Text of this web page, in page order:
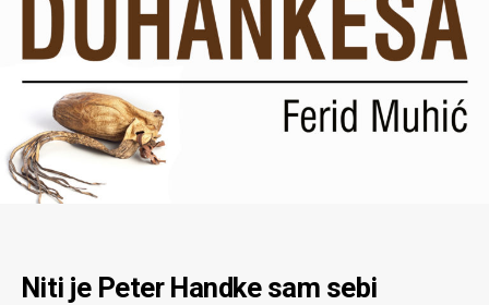
Niti je Peter Handke sam sebi